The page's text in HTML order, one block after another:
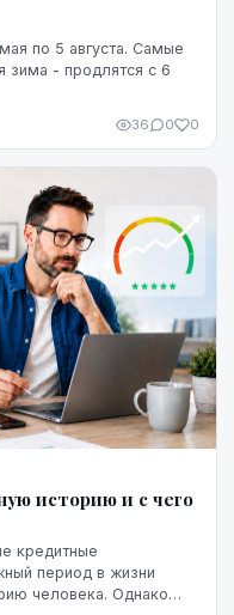
по 5 августа. Самые
зима - продлятся с 6
36 0 0
историю и с чего
кредитные
период в жизни
человека. Однако